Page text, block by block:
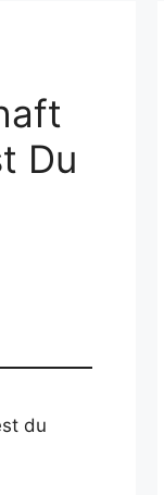
Du
du